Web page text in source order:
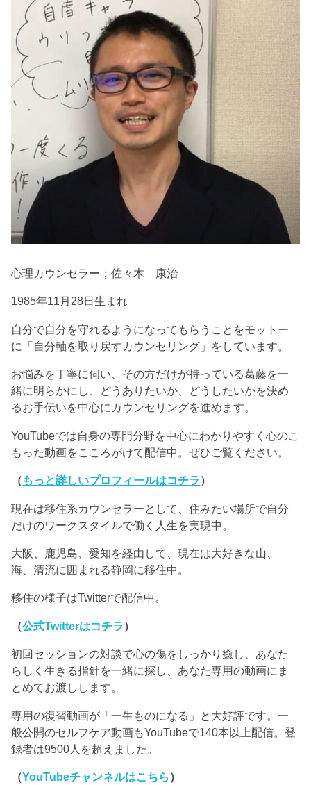
心理カウンセラー；佐々木 康治
1985年11月28日生まれ
自分で自分を守れるようになってもらうことをモットー
に「自分軸を取り戻すカウンセリング」をしています。
お悩みを丁寧に伺い、その方だけが持っている葛藤を一
緒に明らかにし、どうありたいか、どうしたいかを決め
るお手伝いを中心にカウンセリングを進めます。
YouTubeでは自身の専門分野を中心にわかりやすく心のこ
もった動画をこころがけて配信中。ぜひご覧ください。
（ もっと詳しいプロフィールはコチラ ）
現在は移住系カウンセラーとして、住みたい場所で自分
だけのワークスタイルで働く人生を実現中。
大阪、鹿児島、愛知を経由して、現在は大好きな山、
海、清流に囲まれる静岡に移住中。
移住の様子はTwitterで配信中。
（公式Twitterはコチラ ）
初回セッションの対談で心の傷をしっかり癒し、あなた
らしく生きる指針を一緒に探し、あなた専用の動画にま
とめてお渡しします。
専用の復習動画が「一生ものになる」と大好評です。一
般公開のセルフケア動画もYouTubeで140本以上配信。登
録者は9500人を超えました。
（YouTubeチャンネルはこちら ）